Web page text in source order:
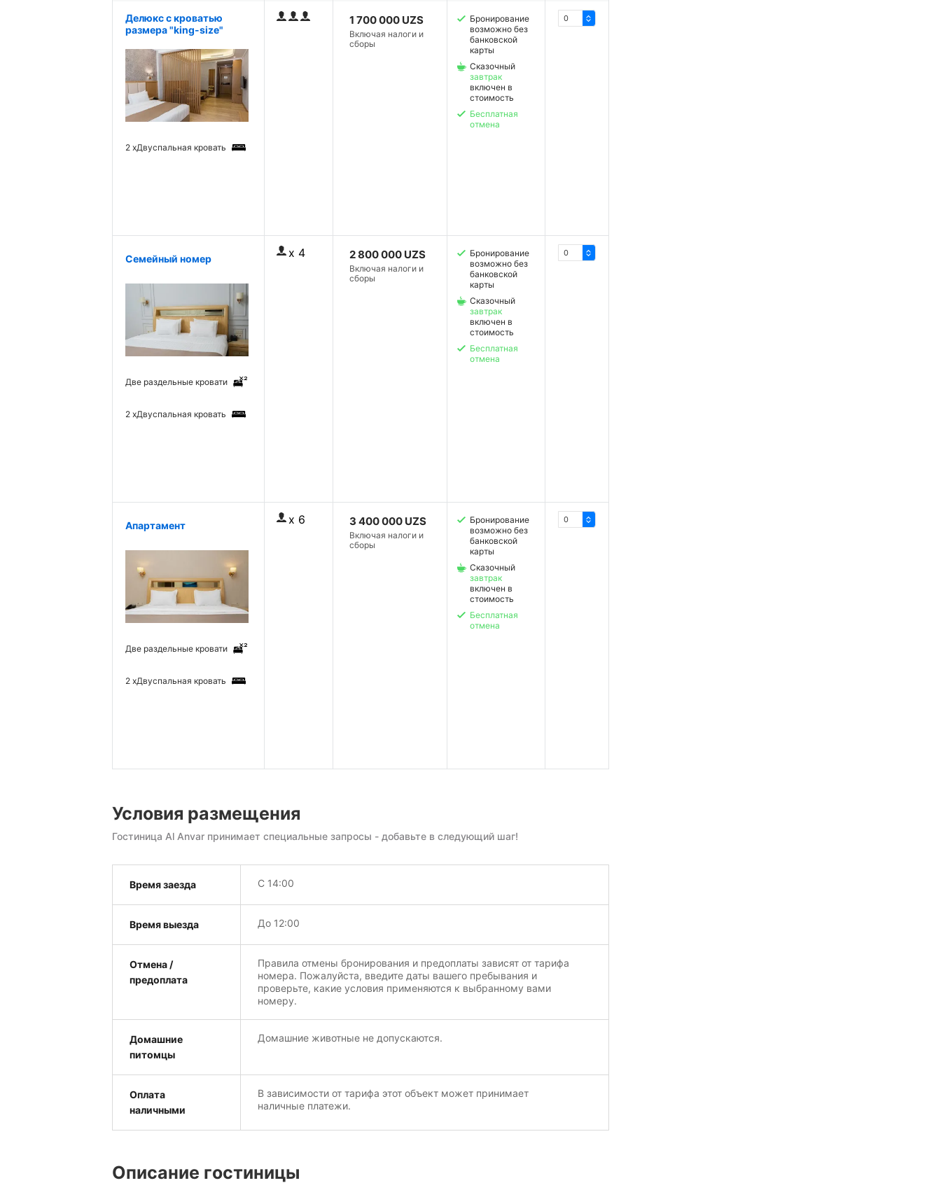
Делюкс с кроватью
размера "king-size"
2 xДвуспальная кровать
1 700 000 UZS
Включая налоги и
сборы
Бронирование
возможно без
банковской
карты
Сказочный
завтрак
включен в
стоимость
Бесплатная
отмена
Семейный номер
Две раздельные кровати
2 xДвуспальная кровать
x 4 2 800 000 UZS
Включая налоги и
сборы
Бронирование
возможно без
банковской
карты
Сказочный
завтрак
включен в
стоимость
Бесплатная
отмена
Апартамент
Две раздельные кровати
2 xДвуспальная кровать
x 6 3 400 000 UZS
Включая налоги и
сборы
Бронирование
возможно без
банковской
карты
Сказочный
завтрак
включен в
стоимость
Бесплатная
отмена
Условия размещения
Гостиница Al Anvar принимает специальные запросы - добавьте в следующий шаг!
Время заезда С 14:00
Время выезда До 12:00
Отмена /
предоплата
Правила отмены бронирования и предоплаты зависят от тарифа
номера. Пожалуйста, введите даты вашего пребывания и
проверьте, какие условия применяются к выбранному вами
номеру.
Домашние
питомцы
Домашние животные не допускаются.
Оплата
наличными
В зависимости от тарифа этот объект может принимает
наличные платежи.
Описание гостиницы